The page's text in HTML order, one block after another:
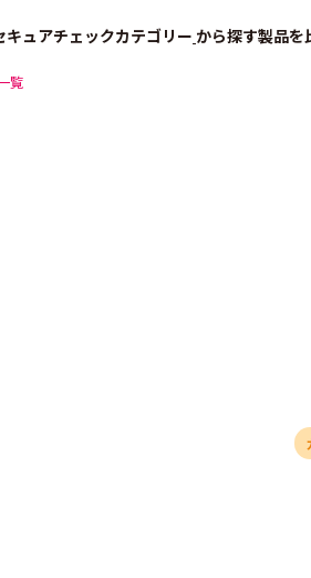
キュアチェックカテゴリー から探す製品を
覧